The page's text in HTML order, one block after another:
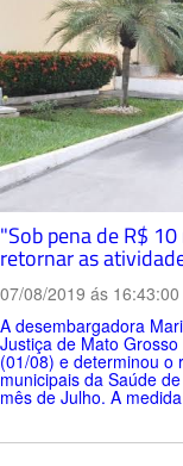
"Sob pena de R$
retornar as
07/08/2019 ás 16:43:00
A desembargadora
Justiça de Mato
(01/08) e determinou o
municipais da Saúde
mês de Julho. A